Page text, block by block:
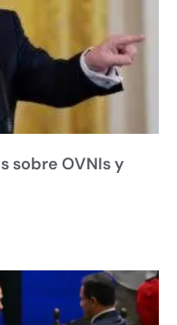
sobre OVNIs y